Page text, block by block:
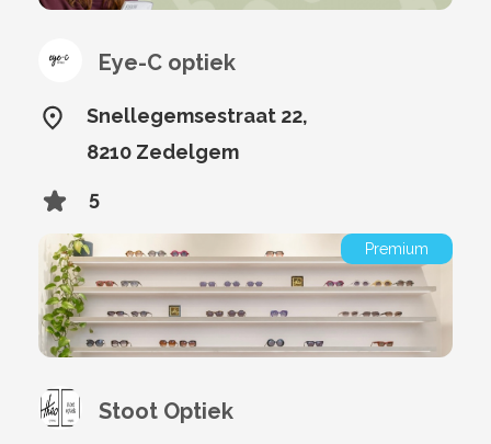
Eye-C optiek
Snellegemsestraat 22,
8210 Zedelgem
5
Premium
Stoot Optiek